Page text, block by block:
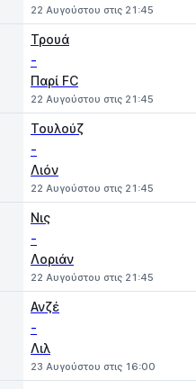
22 Αυγούστου στις 21:45
Τρουά
-
Παρί FC
22 Αυγούστου στις 21:45
Τουλούζ
-
Λιόν
22 Αυγούστου στις 21:45
Νις
-
Λοριάν
22 Αυγούστου στις 21:45
Ανζέ
-
Λιλ
23 Αυγούστου στις 16:00